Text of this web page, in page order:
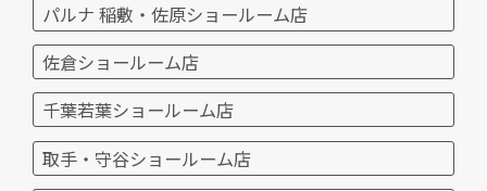
パルナ 稲敷・佐原ショールーム店
佐倉ショールーム店
千葉若葉ショールーム店
取手・守谷ショールーム店